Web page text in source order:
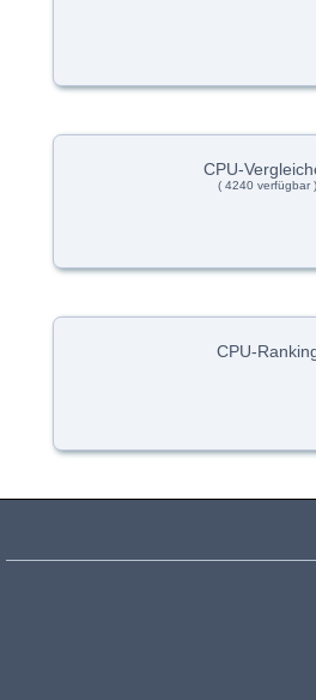
CPU-
( 4240 verfügbar )
CPU-